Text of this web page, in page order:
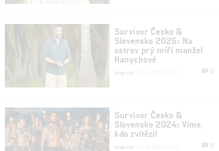
Survivor Česko &
Slovensko 2025: Na
ostrov prý míří manžel
Hanychové
Anarvin 0
Survivor Česko &
Slovensko 2024: Víme,
kdo zvítězil
Anarvin 0